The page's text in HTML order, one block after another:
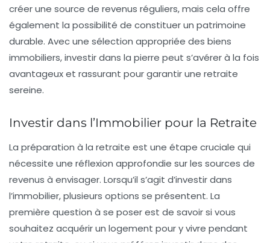
créer une source de revenus réguliers, mais cela offre
également la possibilité de constituer un patrimoine
durable. Avec une sélection appropriée des biens
immobiliers, investir dans la pierre peut s’avérer à la fois
avantageux et rassurant pour garantir une retraite
sereine.
Investir dans l’Immobilier pour la Retraite
La préparation à la retraite est une étape cruciale qui
nécessite une réflexion approfondie sur les sources de
revenus à envisager. Lorsqu’il s’agit d’investir dans
l’immobilier, plusieurs options se présentent. La
première question à se poser est de savoir si vous
souhaitez acquérir un logement pour y vivre pendant